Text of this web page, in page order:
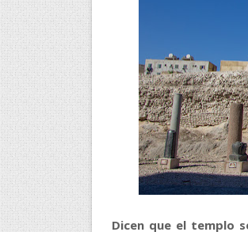
Dicen que el templo